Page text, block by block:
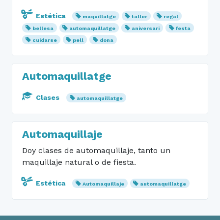
Estética maquillatge taller
regal
bellesa
automaquillatge aniversari
festa
cuidarse
pell dona
Automaquillatge
Clases automaquillatge
Automaquillaje
Doy clases de automaquillaje, tanto un
maquillaje natural o de fiesta.
Estética Automaquillaje automaquillatge